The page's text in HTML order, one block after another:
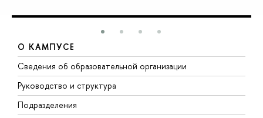
О КАМПУСЕ
Сведения об образовательной организации
Руководство и структура
Подразделения